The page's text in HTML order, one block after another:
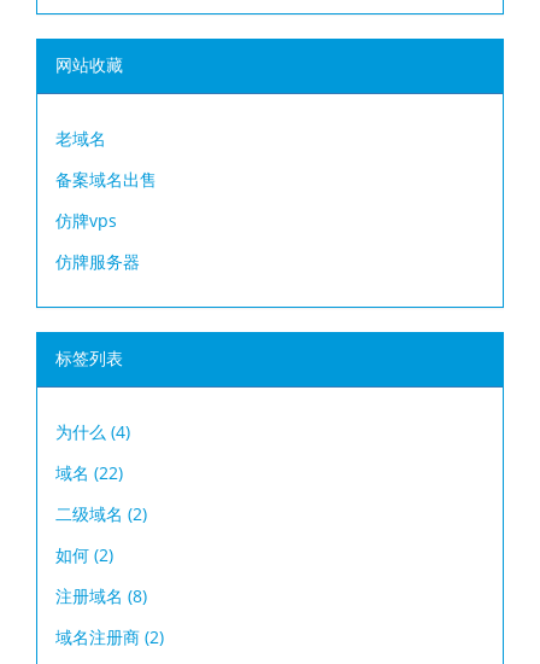
网站收藏
老域名
备案域名出售
仿牌vps
仿牌服务器
标签列表
为什么 (4)
域名 (22)
二级域名 (2)
如何 (2)
注册域名 (8)
域名注册商 (2)